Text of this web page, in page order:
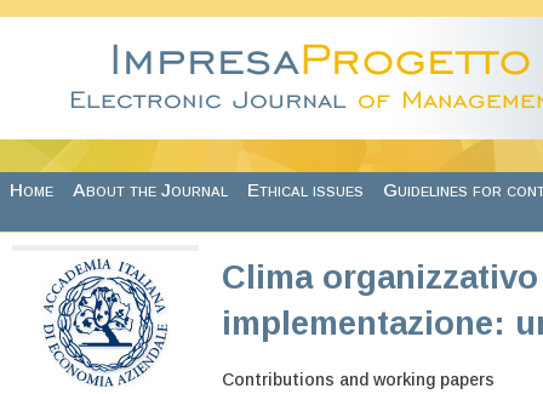
Home About the Journal Ethical issues Guidelines for
Clima
implementazione:
Contributions and working papers